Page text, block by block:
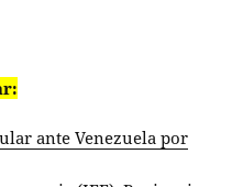
ante Venezuela por